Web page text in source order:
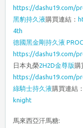
https://dashu19.com/
黑豹持久液購買連結：
4th
德國黑金剛持久液
https://dashu19.com/
日本丸榮2H2D金尊版購
https://dashu19.com/
綠騎士持久液購買連結：
knight
馬來西亞汗馬糖: